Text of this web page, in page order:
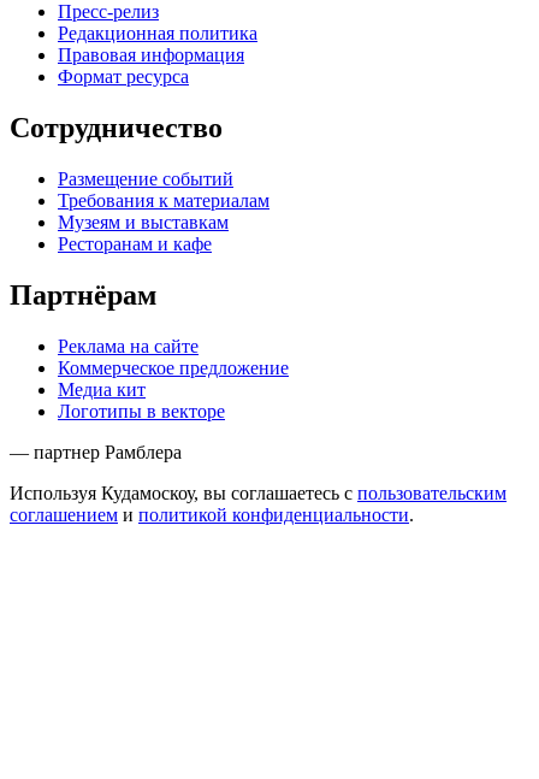
Пресс-релиз
Редакционная политика
Правовая информация
Формат ресурса
Сотрудничество
Размещение событий
Требования к материалам
Музеям и выставкам
Ресторанам и кафе
Партнёрам
Реклама на сайте
Коммерческое предложение
Медиа кит
Логотипы в векторе
— партнер Рамблера
Используя Кудамоскоу, вы соглашаетесь с пользовательским
соглашением и политикой конфиденциальности.